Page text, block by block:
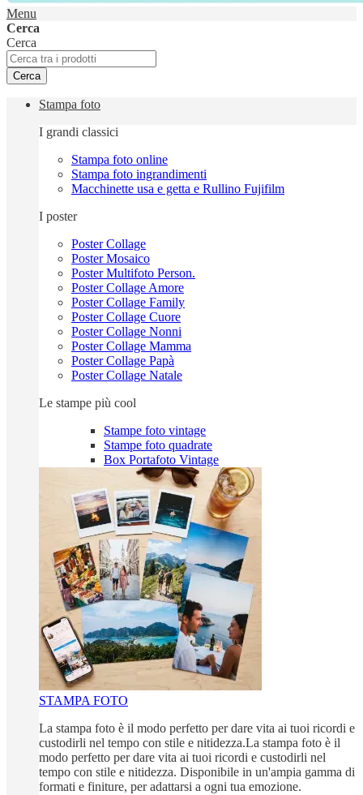
Menu
Cerca
Cerca
Cerca
Stampa foto
I grandi classici
Stampa foto online
Stampa foto ingrandimenti
Macchinette usa e getta e Rullino Fujifilm
I poster
Poster Collage
Poster Mosaico
Poster Multifoto Person.
Poster Collage Amore
Poster Collage Family
Poster Collage Cuore
Poster Collage Nonni
Poster Collage Mamma
Poster Collage Papà
Poster Collage Natale
Le stampe più cool
Stampe foto vintage
Stampe foto quadrate
Box Portafoto Vintage
STAMPA FOTO
La stampa foto è il modo perfetto per dare vita ai tuoi ricordi e
custodirli nel tempo con stile e nitidezza.La stampa foto è il
modo perfetto per dare vita ai tuoi ricordi e custodirli nel
tempo con stile e nitidezza. Disponibile in un'ampia gamma di
formati e finiture, per adattarsi a ogni tua emozione.